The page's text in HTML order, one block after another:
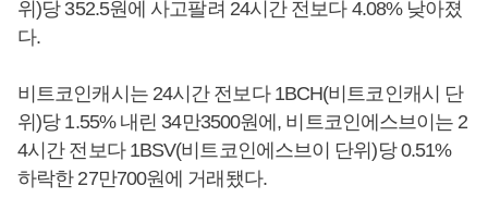
위)당 352.5원에 사고팔려 24시간 전보다 4.08% 낮아졌
다.
비트코인캐시는 24시간 전보다 1BCH(비트코인캐시 단
위)당 1.55% 내린 34만3500원에, 비트코인에스브이는 2
4시간 전보다 1BSV(비트코인에스브이 단위)당 0.51%
하락한 27만700원에 거래됐다.